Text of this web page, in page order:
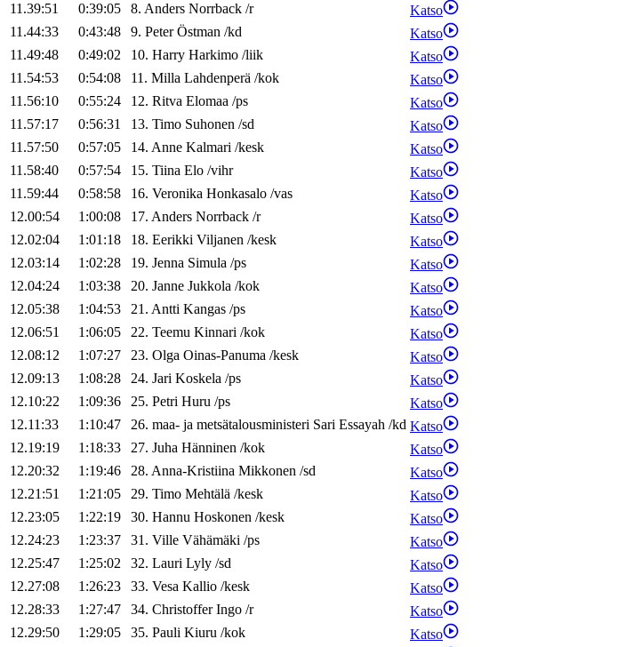
11.39:51
0:39:05 8. Anders Norrback /r
Katso
11.44:33
0:43:48 9. Peter Östman /kd
Katso
11.49:48
0:49:02 10. Harry Harkimo /liik
Katso
11.54:53
0:54:08 11. Milla Lahdenperä /kok
Katso
11.56:10
0:55:24 12. Ritva Elomaa /ps
Katso
11.57:17
0:56:31 13. Timo Suhonen /sd
Katso
11.57:50
0:57:05 14. Anne Kalmari /kesk
Katso
11.58:40
0:57:54 15. Tiina Elo /vihr
Katso
11.59:44
0:58:58 16. Veronika Honkasalo /vas
Katso
12.00:54
1:00:08 17. Anders Norrback /r
Katso
12.02:04
1:01:18 18. Eerikki Viljanen /kesk
Katso
12.03:14
1:02:28 19. Jenna Simula /ps
Katso
12.04:24
1:03:38 20. Janne Jukkola /kok
Katso
12.05:38
1:04:53 21. Antti Kangas /ps
Katso
12.06:51
1:06:05 22. Teemu Kinnari /kok
Katso
12.08:12
1:07:27 23. Olga Oinas-Panuma /kesk
Katso
12.09:13
1:08:28 24. Jari Koskela /ps
Katso
12.10:22
1:09:36 25. Petri Huru /ps
Katso
12.11:33
1:10:47 26. maa- ja metsätalousministeri Sari Essayah /kd Katso
12.19:19
1:18:33 27. Juha Hänninen /kok
Katso
12.20:32
1:19:46 28. Anna-Kristiina Mikkonen /sd
Katso
12.21:51
1:21:05 29. Timo Mehtälä /kesk
Katso
12.23:05
1:22:19 30. Hannu Hoskonen /kesk
Katso
12.24:23
1:23:37 31. Ville Vähämäki /ps
Katso
12.25:47
1:25:02 32. Lauri Lyly /sd
Katso
12.27:08
1:26:23 33. Vesa Kallio /kesk
Katso
12.28:33
1:27:47 34. Christoffer Ingo /r
Katso
12.29:50
1:29:05 35. Pauli Kiuru /kok
Katso